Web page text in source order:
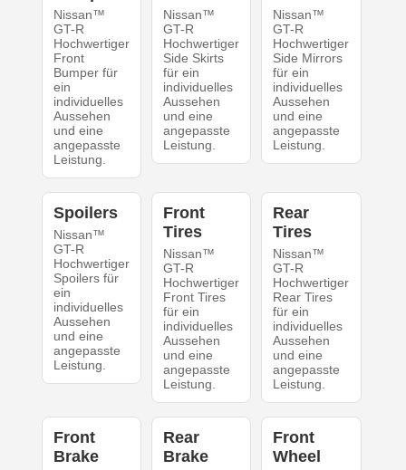
Nissan™
GT-R
Hochwertiger
Front
Bumper für
ein
individuelles
Aussehen
und eine
angepasste
Leistung.
Nissan™
GT-R
Hochwertiger
Side Skirts
für ein
individuelles
Aussehen
und eine
angepasste
Leistung.
Nissan™
GT-R
Hochwertiger
Side Mirrors
für ein
individuelles
Aussehen
und eine
angepasste
Leistung.
Spoilers
Nissan™
GT-R
Hochwertiger
Spoilers für
ein
individuelles
Aussehen
und eine
angepasste
Leistung.
Front
Tires
Nissan™
GT-R
Hochwertiger
Front Tires
für ein
individuelles
Aussehen
und eine
angepasste
Leistung.
Rear
Tires
Nissan™
GT-R
Hochwertiger
Rear Tires
für ein
individuelles
Aussehen
und eine
angepasste
Leistung.
Front
Brake
Rear
Brake
Front
Wheel